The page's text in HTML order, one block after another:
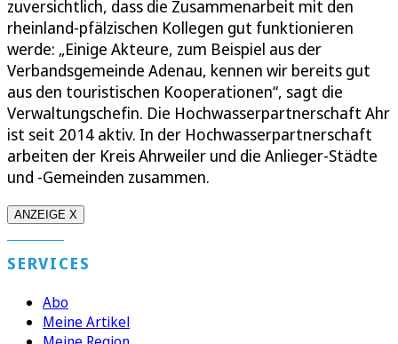
zuversichtlich, dass die Zusammenarbeit mit den
rheinland-pfälzischen Kollegen gut funktionieren
werde: „Einige Akteure, zum Beispiel aus der
Verbandsgemeinde Adenau, kennen wir bereits gut
aus den touristischen Kooperationen“, sagt die
Verwaltungschefin. Die Hochwasserpartnerschaft Ahr
ist seit 2014 aktiv. In der Hochwasserpartnerschaft
arbeiten der Kreis Ahrweiler und die Anlieger-Städte
und -Gemeinden zusammen.
ANZEIGE X
SERVICES
Abo
Meine Artikel